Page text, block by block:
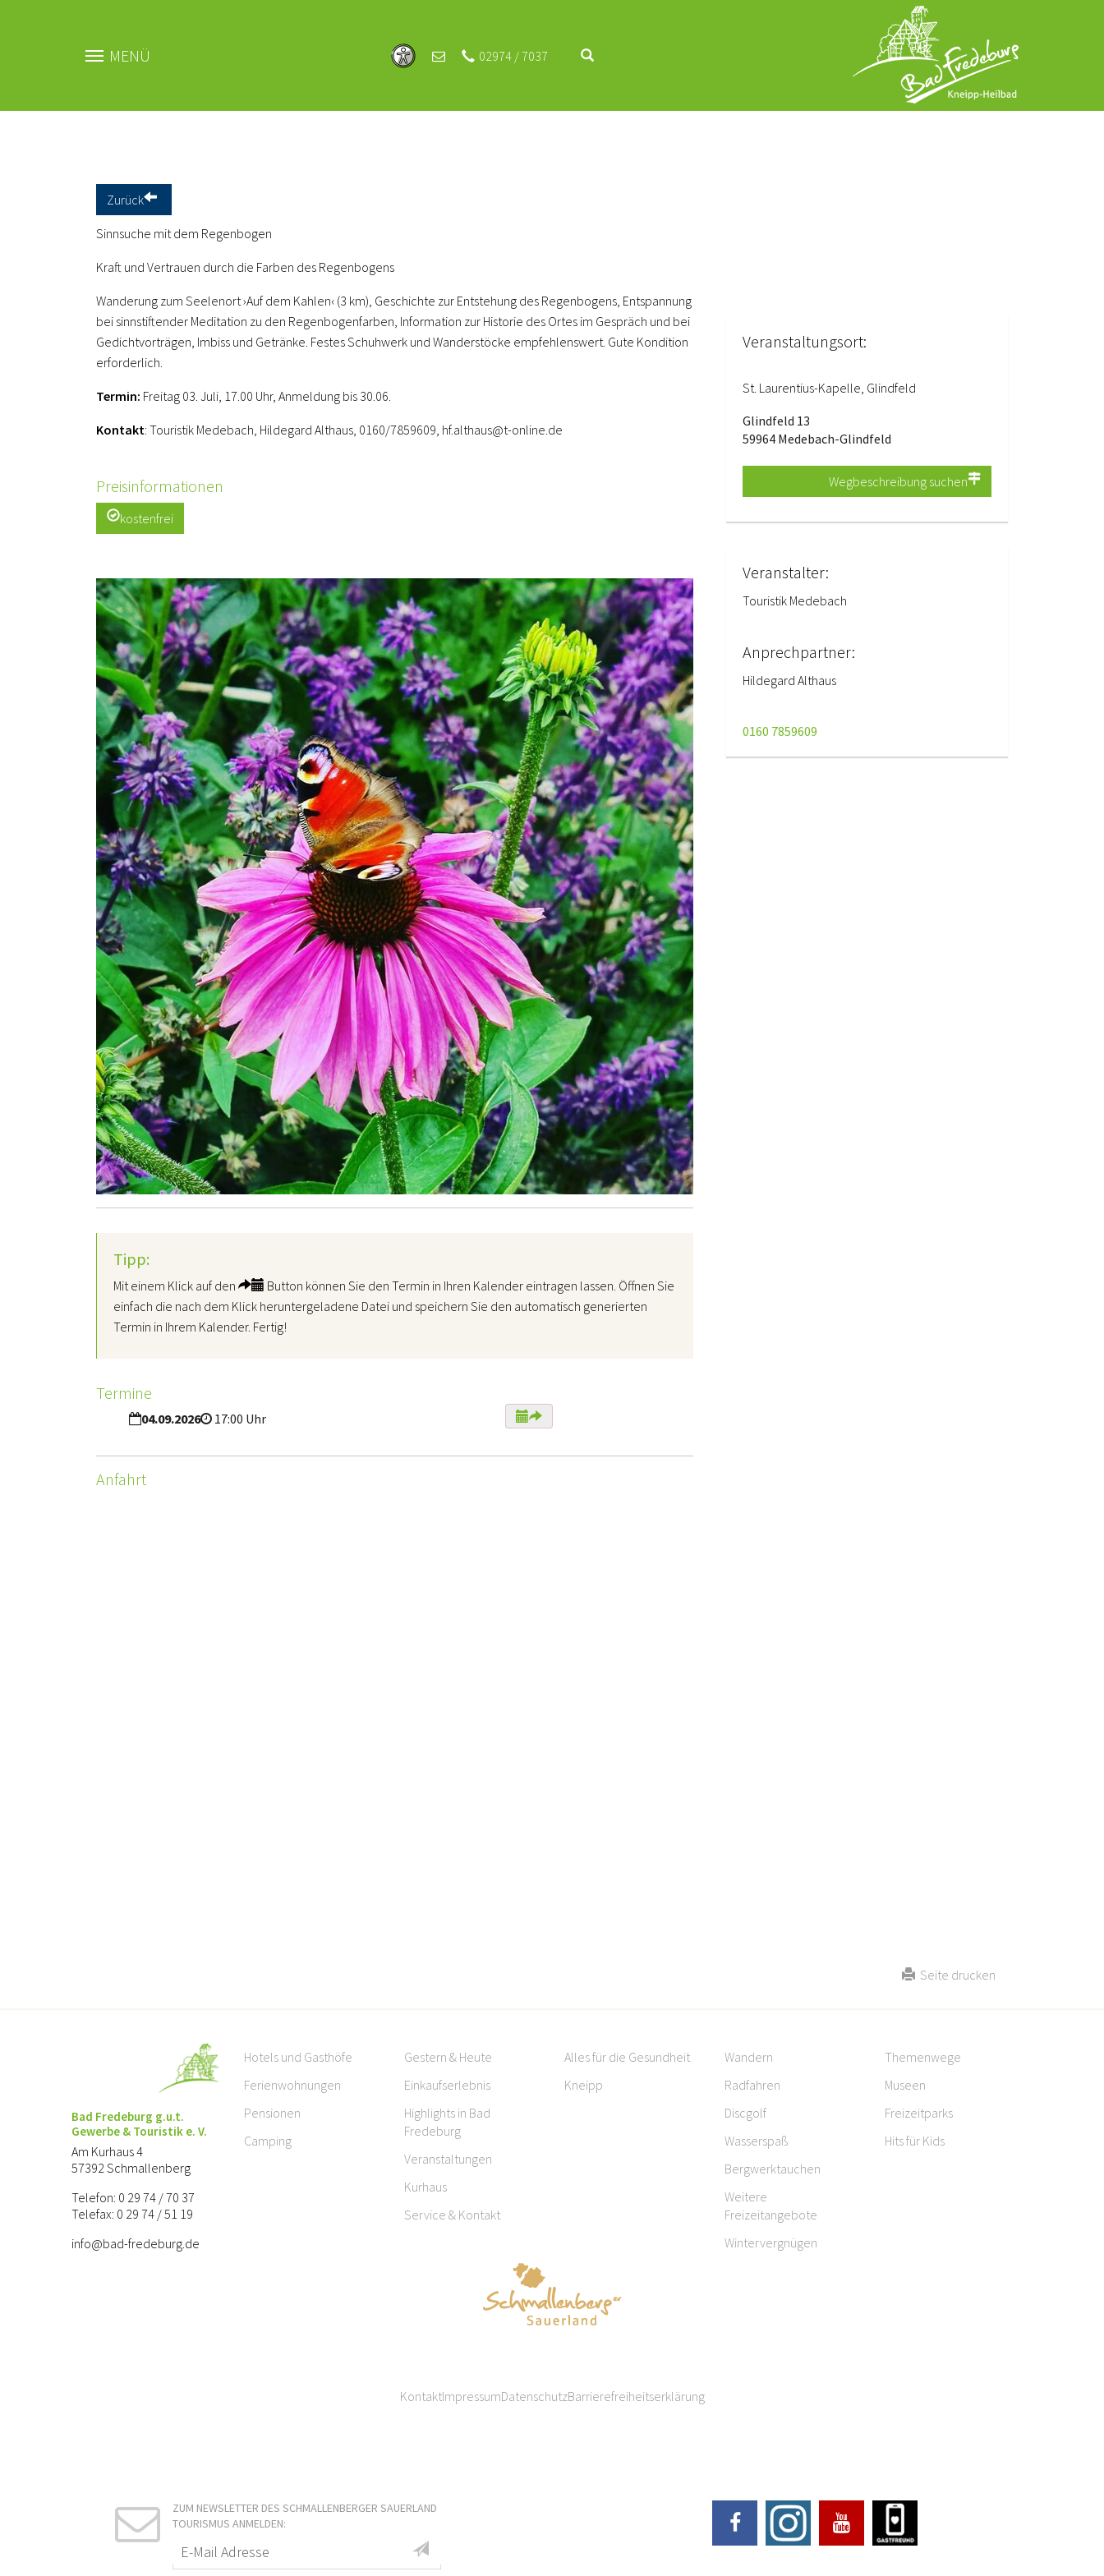
MENÜ 02974 / 7037
Zurück
Sinnsuche mit dem Regenbogen
Kraft und Vertrauen durch die Farben des Regenbogens
Wanderung zum Seelenort ›Auf dem Kahlen‹ (3 km), Geschichte zur Entstehung des Regenbogens, Entspannung
bei sinnstiftender Meditation zu den Regenbogenfarben, Information zur Historie des Ortes im Gespräch und bei
Gedichtvorträgen, Imbiss und Getränke. Festes Schuhwerk und Wanderstöcke empfehlenswert. Gute Kondition
erforderlich.
Termin: Freitag 03. Juli, 17.00 Uhr, Anmeldung bis 30.06.
Kontakt: Touristik Medebach, Hildegard Althaus, 0160/7859609, hf.althaus@t-online.de
Preisinformationen
kostenfrei
Tipp:
Mit einem Klick auf den
Button können Sie den Termin in Ihren Kalender eintragen lassen. Öffnen Sie
einfach die nach dem Klick heruntergeladene Datei und speichern Sie den automatisch generierten
Termin in Ihrem Kalender. Fertig!
Termine
04.09.2026 17:00 Uhr
Anfahrt
Veranstaltungsort:
St. Laurentius-Kapelle, Glindfeld
Glindfeld 13
59964 Medebach-Glindfeld
Wegbeschreibung suchen
Veranstalter:
Touristik Medebach
Anprechpartner:
Hildegard Althaus
0160 7859609
Seite drucken
Bad Fredeburg g.u.t.
Gewerbe & Touristik e. V.
Am Kurhaus 4
57392 Schmallenberg
Telefon: 0 29 74 / 70 37
Telefax: 0 29 74 / 51 19
info@bad-fredeburg.de
Hotels und Gasthöfe
Ferienwohnungen
Pensionen
Camping
Gestern & Heute
Einkaufserlebnis
Highlights in Bad
Fredeburg
Veranstaltungen
Kurhaus
Service & Kontakt
Alles für die Gesundheit
Kneipp
Wandern
Radfahren
Discgolf
Wasserspaß
Bergwerktauchen
Weitere
Freizeitangebote
Wintervergnügen
Themenwege
Museen
Freizeitparks
Hits für Kids
KontaktImpressumDatenschutzBarrierefreiheitserklärung
ZUM NEWSLETTER DES SCHMALLENBERGER SAUERLAND
TOURISMUS ANMELDEN: